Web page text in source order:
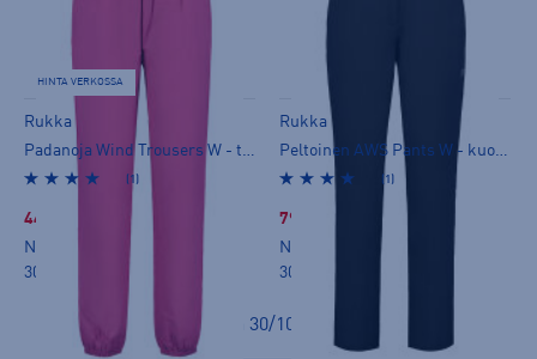
HINTA VERKOSSA
Rukka
(1)
44,99 €
Norm. hinta:
30pv alin hinta: 59,99€
Rukka
(1)
79,99 €
Norm. hinta:
99,95€
30pv alin hinta: 69,99€
Näkyvissä 30/106 tuotetta